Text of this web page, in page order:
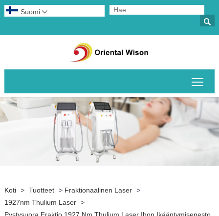

Suomi 
Koti > Tuotteet > Fraktionaalinen Laser >
1927nm Thulium Laser >